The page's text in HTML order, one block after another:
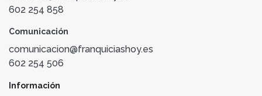
602 254 858
Comunicación
comunicacion@franquiciashoy.es
602 254 506
Información